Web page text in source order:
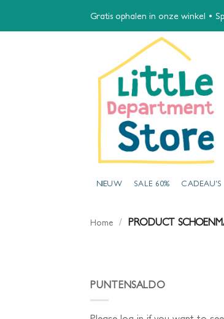
Gratis ophalen in onze winkel •
NIEUW SALE 60% CADEAU’S
Home / PRODUCT
PUNTENSALDO